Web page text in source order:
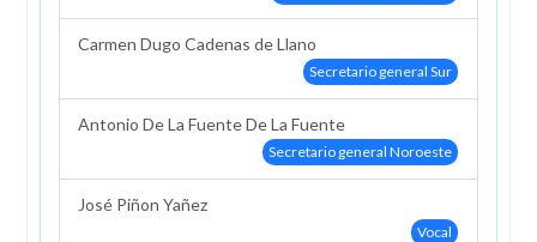
Carmen Dugo Cadenas de Llano
Secretario general Sur
Antonio De La Fuente De La Fuente
Secretario general Noroeste
José Piñon Yañez
Vocal